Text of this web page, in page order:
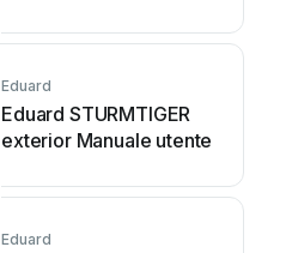
Eduard
Eduard STURMTIGER
exterior Manuale utente
Eduard